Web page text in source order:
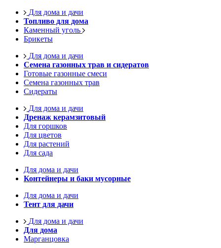
Для дома и дачи
Топливо для дома
Каменный уголь
Брикеты
Для дома и дачи
Семена газонных трав и сидератов
Готовые газонные смеси
Семена газонных трав
Сидераты
Для дома и дачи
Дренаж керамзитовый
Для горшков
Для цветов
Для растений
Для сада
Для дома и дачи
Контейнеры и баки мусорные
Для дома и дачи
Тент для дачи
Для дома и дачи
Для дома
Марганцовка